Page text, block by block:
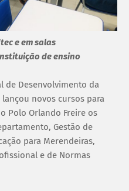
e em salas
de ensino
de Desenvolvimento da
novos cursos para
Polo Orlando Freire os
Gestão de
para Merendeiras,
e de Normas